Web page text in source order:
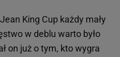
King Cup każdy mały
w deblu warto było
on już o tym, kto wygra